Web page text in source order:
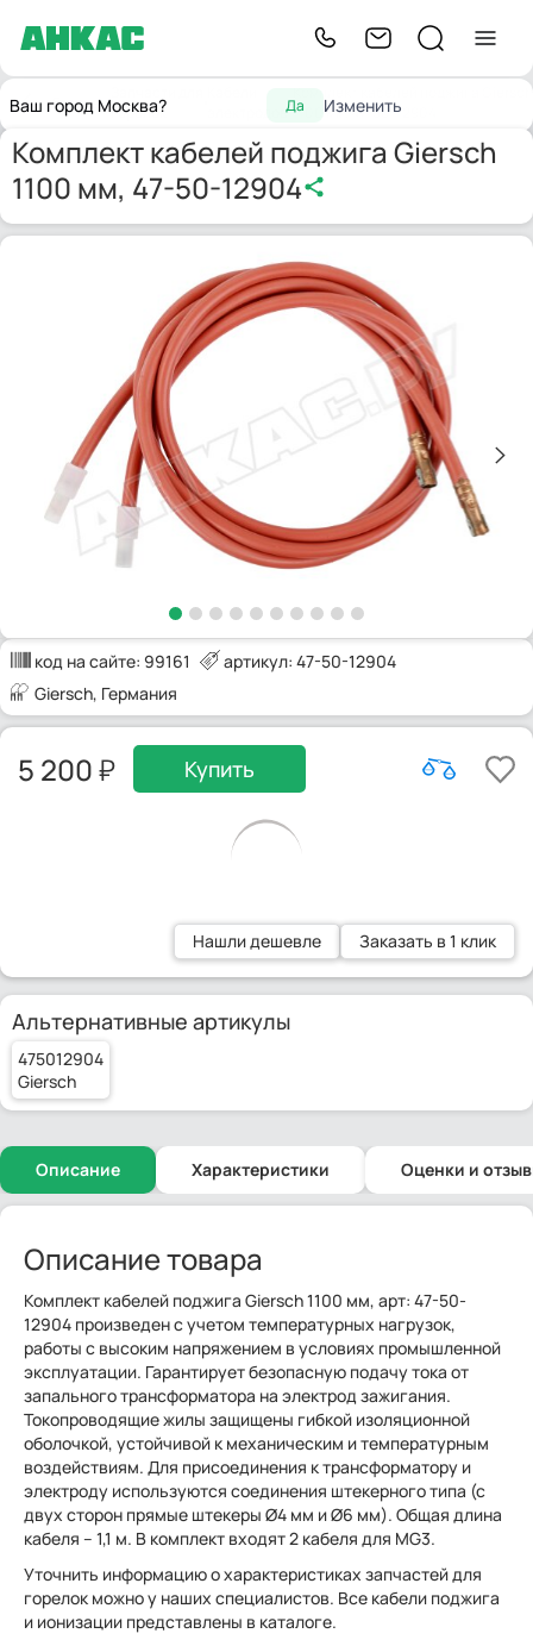
Ваш город Москва? Да Изменить
Главнаягорелок
электродов
Комплект кабелей поджига Giersch
1100 мм, 47-50-12904
Комплект кабелей поджига Giersch
1100 мм, 47-50-12904
код на сайте: 99161
артикул: 47-50-12904
Giersch, Германия
5 200 Купить
Нашли дешевле Заказать в 1 клик
Альтернативные артикулы
475012904
Giersch
Описание Характеристики Оценки и
Описание товара
Комплект кабелей поджига Giersch 1100 мм, арт: 47-50-
12904 произведен с учетом температурных нагрузок,
работы с высоким напряжением в условиях промышленной
эксплуатации. Гарантирует безопасную подачу тока от
запального трансформатора на электрод зажигания.
Токопроводящие жилы защищены гибкой изоляционной
оболочкой, устойчивой к механическим и температурным
воздействиям. Для присоединения к трансформатору и
электроду используются соединения штекерного типа (с
двух сторон прямые штекеры Ø4 мм и Ø6 мм). Общая длина
кабеля – 1,1 м. В комплект входят 2 кабеля для MG3.
Уточнить информацию о характеристиках запчастей для
горелок можно у наших специалистов. Все кабели поджига
и ионизации представлены в каталоге.